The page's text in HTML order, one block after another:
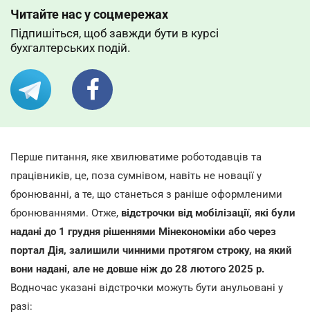
Читайте нас у соцмережах
Підпишіться, щоб завжди бути в курсі
бухгалтерських подій.
Перше питання, яке хвилюватиме роботодавців та
працівників, це, поза сумнівом, навіть не новації у
бронюванні, а те, що станеться з раніше оформленими
бронюваннями. Отже, відстрочки від мобілізації, які були
надані до 1 грудня рішеннями Мінекономіки або через
портал Дія, залишили чинними протягом строку, на який
вони надані, але не довше ніж до 28 лютого 2025 р.
Водночас указані відстрочки можуть бути анульовані у
разі: